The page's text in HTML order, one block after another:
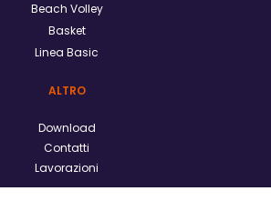
Beach Volley
Basket
Linea Basic
ALTRO
Download
Contatti
Lavorazioni